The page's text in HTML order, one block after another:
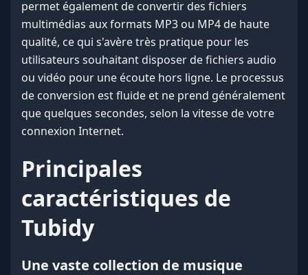
permet également de convertir des fichiers
multimédias aux formats MP3 ou MP4 de haute
qualité, ce qui s'avère très pratique pour les
utilisateurs souhaitant disposer de fichiers audio
ou vidéo pour une écoute hors ligne. Le processus
de conversion est fluide et ne prend généralement
que quelques secondes, selon la vitesse de votre
connexion Internet.
Principales
caractéristiques de
Tubidy
Une vaste collection de musique